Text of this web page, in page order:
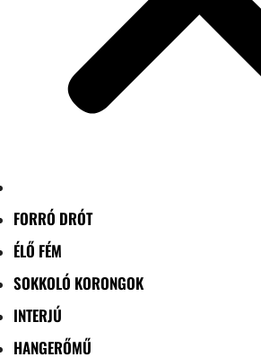
FORRÓ DRÓT
ÉLŐ FÉM
SOKKOLÓ KORONGOK
INTERJÚ
HANGERŐMŰ